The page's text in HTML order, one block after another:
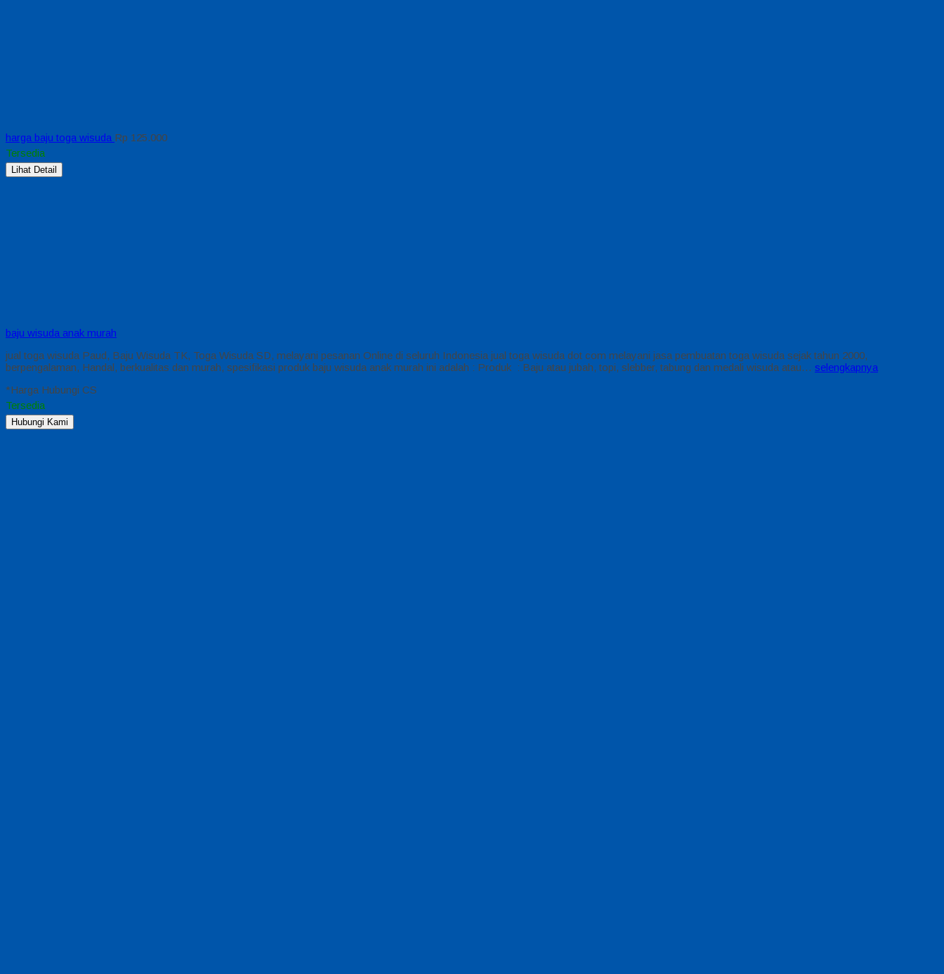
harga baju toga wisuda Rp 125.000
Tersedia
Lihat Detail
baju wisuda anak murah
jual toga wisuda Paud, Baju Wisuda TK, Toga Wisuda SD, melayani pesanan Online di seluruh Indonesia jual toga wisuda dot com melayani jasa pembuatan toga wisuda sejak tahun 2000,
berpengalaman, Handal, berkualitas dan murah, spesifikasi produk baju wisuda anak murah ini adalah : Produk : Baju atau jubah, topi, slebber, tabung dan medali wisuda atau… selengkapnya
*Harga Hubungi CS
Tersedia
Hubungi Kami